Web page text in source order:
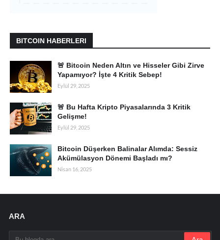
BITCOIN HABERLERI
🚨 Bitcoin Neden Altın ve Hisseler Gibi Zirve
Yapamıyor? İşte 4 Kritik Sebep!
Eylül 29, 2025
🚨 Bu Hafta Kripto Piyasalarında 3 Kritik
Gelişme!
Eylül 29, 2025
Bitcoin Düşerken Balinalar Alımda: Sessiz
Akümülasyon Dönemi Başladı mı?
Nisan 16, 2025
ARA